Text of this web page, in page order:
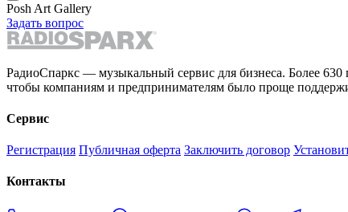
Posh Art Gallery
Задать вопрос
РадиоСпаркс — музыкальный сервис для бизнеса. Более
чтобы компаниям и предпринимателям было проще
Сервис
Регистрация Публичная оферта Заключить договор
Контакты